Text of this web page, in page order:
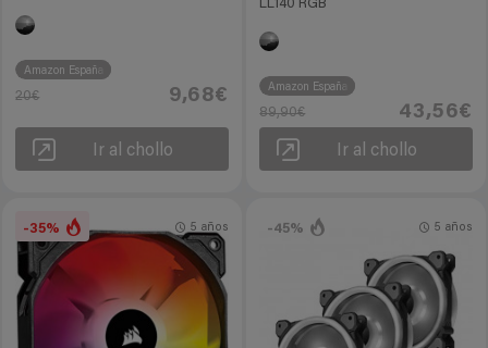
Amazon España
20€ 9,68€
Ir al chollo
LL140 RGB
Amazon España
89,90€ 43,56€
Ir al chollo
-35% 5 años -45% 5 años